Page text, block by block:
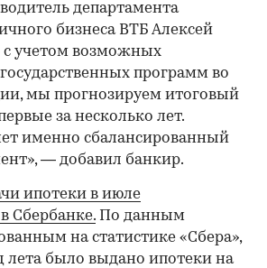
департамента
бизнеса ВТБ Алексей
учетом возможных
программ во
мы прогнозируем итоговый
за несколько лет.
именно сбалансированный
— добавил банкир.
ипотеки в июле
Сбербанке. По данным
на статистике «Сбера»,
лета было выдано ипотеки на